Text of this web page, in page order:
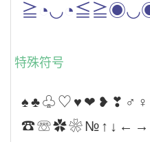
≧◔◡◔≦
特殊符号